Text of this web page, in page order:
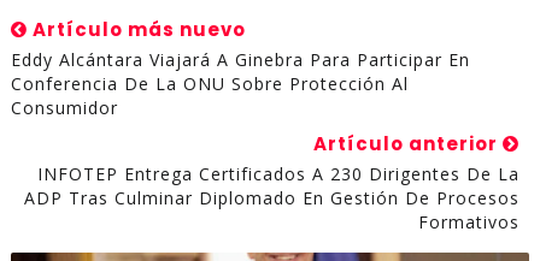
Artículo más nuevo
Eddy Alcántara Viajará A Ginebra Para Participar En
Conferencia De La ONU Sobre Protección Al
Consumidor
Artículo anterior
INFOTEP Entrega Certificados A 230 Dirigentes De La
ADP Tras Culminar Diplomado En Gestión De Procesos
Formativos